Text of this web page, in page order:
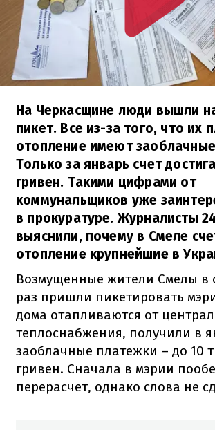
На Черкасщине люди вышли
пикет. Все из-за того, что их
отопление имеют
Только за январь счет
гривен. Такими цифрами от
коммунальщиков уже
в прокуратуре. Журналисты
выяснили, почему в Смеле
отопление крупнейшие в
Возмущенные жители Смелы в
раз пришли пикетировать
дома отапливаются от
теплоснабжения, получили в
заоблачные платежки – до 10
гривен. Сначала в мэрии
перерасчет, однако слова не